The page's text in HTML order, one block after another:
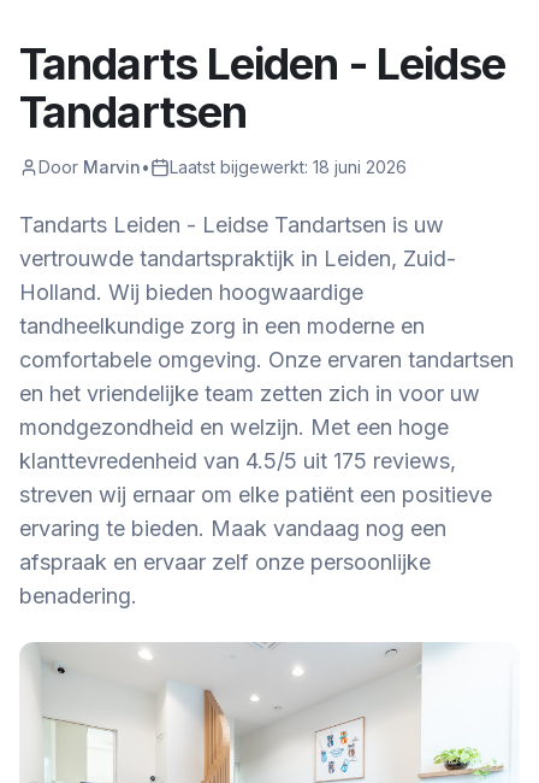
Tandarts Leiden - Leidse
Tandartsen
Door Marvin• Laatst bijgewerkt: 18 juni 2026
Tandarts Leiden - Leidse Tandartsen is uw
vertrouwde tandartspraktijk in Leiden, Zuid-
Holland. Wij bieden hoogwaardige
tandheelkundige zorg in een moderne en
comfortabele omgeving. Onze ervaren tandartsen
en het vriendelijke team zetten zich in voor uw
mondgezondheid en welzijn. Met een hoge
klanttevredenheid van 4.5/5 uit 175 reviews,
streven wij ernaar om elke patiënt een positieve
ervaring te bieden. Maak vandaag nog een
afspraak en ervaar zelf onze persoonlijke
benadering.